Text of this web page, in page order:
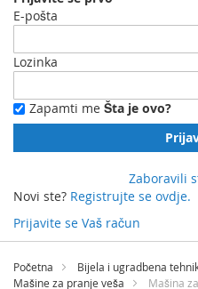
E-pošta
Lozinka
Zapamti me Šta je ovo?
Zaboravili
Novi ste? Registrujte se ovdje.
Prijavite se Vaš račun
Preskočite
sadržaj
Početna Bijela i ugradbena
Mašine za pranje veša
Mašina